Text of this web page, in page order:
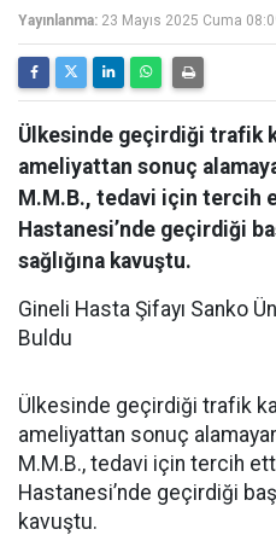
Yayınlanma: 23 Mayıs 2025 Cuma
Ülkesinde geçirdiği trafik
ameliyattan sonuç
M.M.B., tedavi için tercih
Hastanesi’nde geçirdiği
sağlığına kavuştu.
Gineli Hasta Şifayı Sanko
Buldu
Ülkesinde geçirdiği trafik
ameliyattan sonuç
M.M.B., tedavi için tercih
Hastanesi’nde geçirdiği
kavuştu.